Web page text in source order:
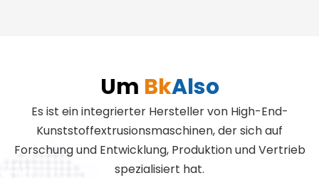
Um BkAlso
Es ist ein integrierter Hersteller von High-End-
Kunststoffextrusionsmaschinen, der sich auf
Forschung und Entwicklung, Produktion und Vertrieb
spezialisiert hat.